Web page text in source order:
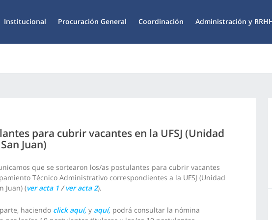
Institucional Procuración General Coordinación Administración y
para cubrir vacantes en la UFSJ (Unidad
Juan)
que se sortearon los/as postulantes para cubrir vacantes
Técnico Administrativo correspondientes a la UFSJ (Unidad
Juan) (ver acta 1 / ver acta 2).
haciendo click aquí, y aquí, podrá consultar la nómina